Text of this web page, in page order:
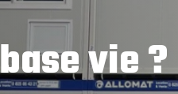
vie ?